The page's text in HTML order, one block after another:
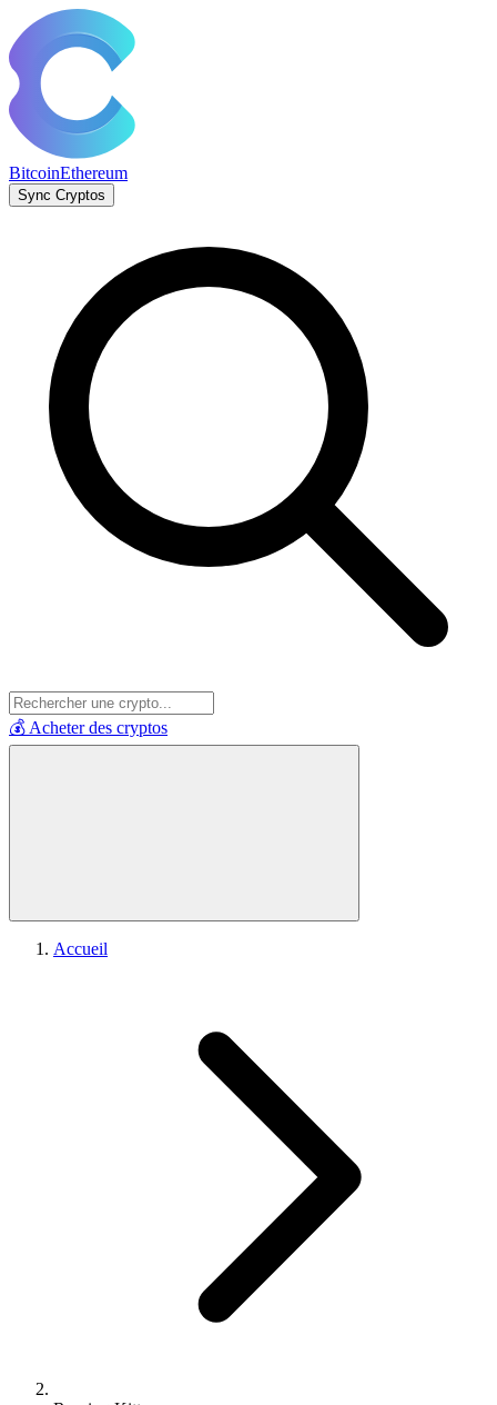
BitcoinEthereum
Sync Cryptos
💰 Acheter des cryptos
Accueil